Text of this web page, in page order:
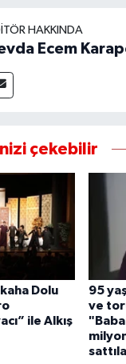
HAKKINDA
Ecem
çekebilir
Dolu
ile Alkış
95
ve